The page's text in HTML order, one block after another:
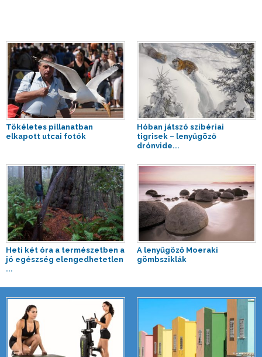
Tökéletes pillanatban
elkapott utcai fotók
Hóban játszó szibériai
tigrisek – lenyűgöző
drónvide...
Heti két óra a természetben a
jó egészség elengedhetetlen
...
A lenyűgöző Moeraki
gömbsziklák